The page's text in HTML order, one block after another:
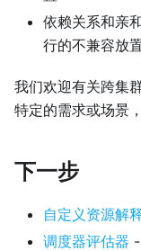
依赖关系和亲
行的不兼容放
我们欢迎有关跨集
特定的需求或场景
下一步
自定义资源解
调度器评估器